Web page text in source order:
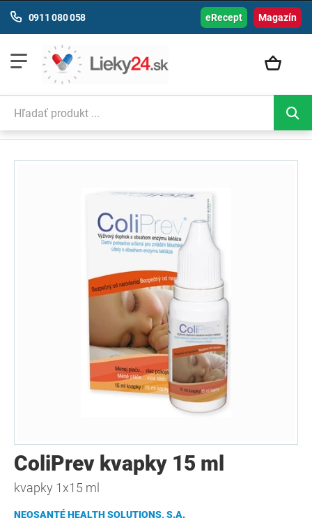
Magazín
0911 080 058 eRecept
ColiPrev kvapky 15 ml
kvapky 1x15 ml
NEOSANTÉ HEALTH SOLUTIONS, S.A.